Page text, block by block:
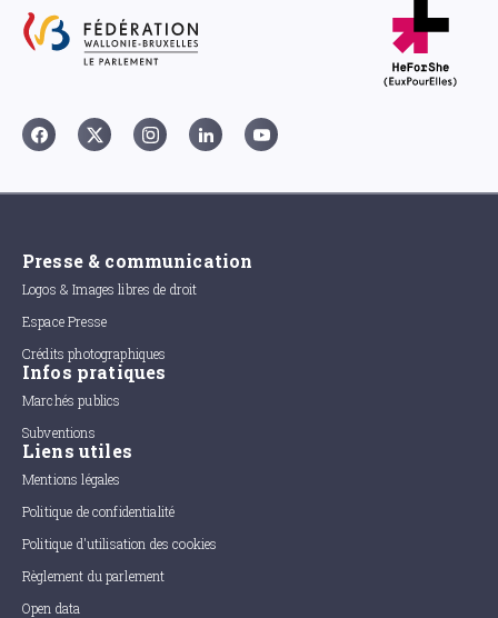
Presse & communication
Logos & Images libres de droit
Espace Presse
Crédits photographiques
Infos pratiques
Marchés publics
Subventions
Liens utiles
Mentions légales
Politique de confidentialité
Politique d'utilisation des cookies
Règlement du parlement
Open data